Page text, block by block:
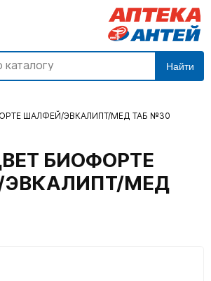
Найти
ШАЛФЕЙ/ЭВКАЛИПТ/МЕД ТАБ №30
БИОФОРТЕ
МЕД